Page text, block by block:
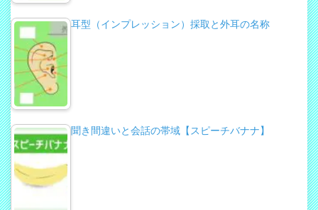
耳型（インプレッション）採取と外耳の名称
聞き間違いと会話の帯域【スピーチバナナ】